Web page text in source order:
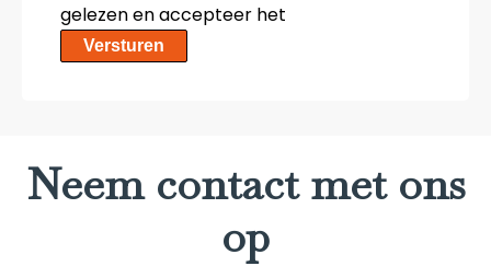
gelezen en accepteer het
Versturen
Neem contact met ons
op